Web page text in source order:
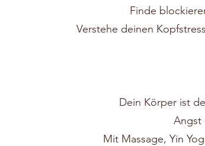
Finde
Verstehe deinen
Dein Körper ist
Angst
Mit Massage, Yin